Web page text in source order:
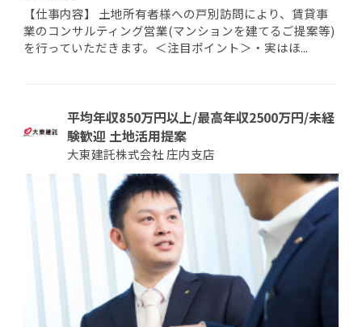
【仕事内容】 土地所有者様への戸別訪問により、賃貸事
業のコンサルティング営業(マンションを建てるご提案等)
を行っていただきます。＜注目ポイント＞・実はほ...
平均年収850万円以上/最高年収2500万円/未経
験歓迎 土地活用提案
大東建託株式会社 庄内支店